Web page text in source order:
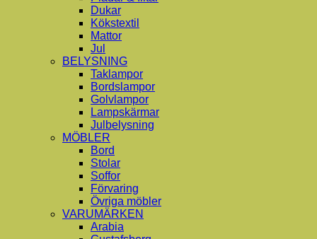
Dukar
Kökstextil
Mattor
Jul
BELYSNING
Taklampor
Bordslampor
Golvlampor
Lampskärmar
Julbelysning
MÖBLER
Bord
Stolar
Soffor
Förvaring
Övriga möbler
VARUMÄRKEN
Arabia